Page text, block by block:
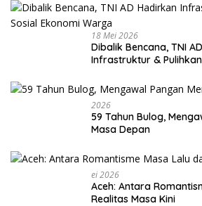
18 Mei 2026
Dibalik Bencana, TNI
Infrastruktur &
2026
59 Tahun Bulog,
Masa Depan
Ei 2026
Aceh: Antara
Realitas Masa Kini